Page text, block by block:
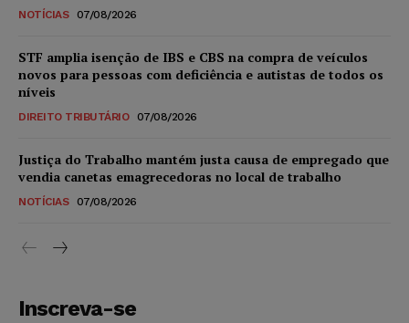
NOTÍCIAS 07/08/2026
STF amplia isenção de IBS e CBS na compra de veículos
novos para pessoas com deficiência e autistas de todos os
níveis
DIREITO TRIBUTÁRIO 07/08/2026
Justiça do Trabalho mantém justa causa de empregado que
vendia canetas emagrecedoras no local de trabalho
NOTÍCIAS 07/08/2026
Inscreva-se